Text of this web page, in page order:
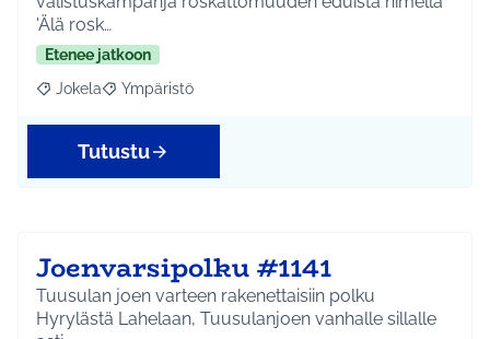
'Älä rosk…
Etenee jatkoon
Rajaa tulokset aihepiirin mukaan: Jokela
Jokela Rajaa tulokset teeman mukaan: Ympäristö
Ympäristö
Tutustu
Joenvarsipolku #1141
Tuusulan joen varteen rakenettaisiin polku
Hyrylästä Lahelaan, Tuusulanjoen vanhalle sillalle